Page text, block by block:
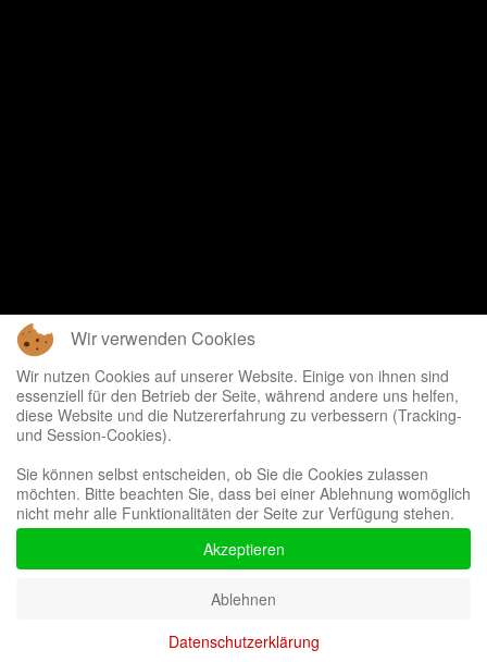
Wir verwenden Cookies
Wir nutzen Cookies auf unserer Website. Einige von ihnen sind
essenziell für den Betrieb der Seite, während andere uns helfen,
diese Website und die Nutzererfahrung zu verbessern (Tracking-
und Session-Cookies).
Sie können selbst entscheiden, ob Sie die Cookies zulassen
möchten. Bitte beachten Sie, dass bei einer Ablehnung womöglich
nicht mehr alle Funktionalitäten der Seite zur Verfügung stehen.
Akzeptieren
Ablehnen
Datenschutzerklärung